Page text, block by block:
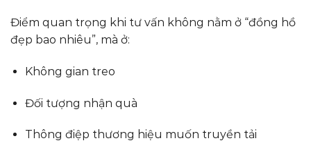
Điểm quan trọng khi tư vấn không nằm ở “đồng hồ
đẹp bao nhiêu”, mà ở:
Không gian treo
Đối tượng nhận quà
Thông điệp thương hiệu muốn truyền tải